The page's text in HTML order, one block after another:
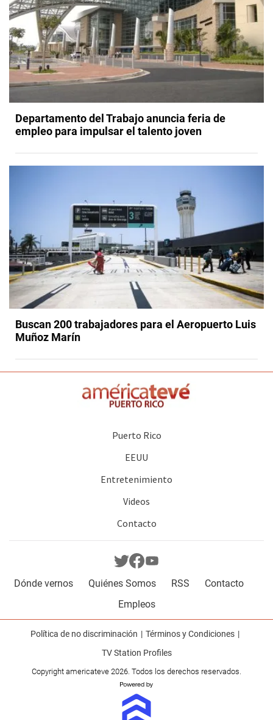
Departamento del Trabajo anuncia feria de
empleo para impulsar el talento joven
Buscan 200 trabajadores para el Aeropuerto Luis
Muñoz Marín
Puerto Rico
EEUU
Entretenimiento
Videos
Contacto
Dónde vernos Quiénes Somos RSS
Contacto
Empleos
Política de no discriminación
Términos y Condiciones
TV Station Profiles
Copyright americateve 2026. Todos los derechos reservados.